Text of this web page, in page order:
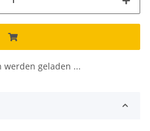
werden geladen ...